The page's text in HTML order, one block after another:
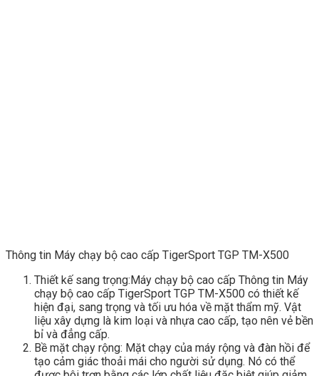
Thông tin Máy chạy bộ cao cấp TigerSport TGP TM-X500
Thiết kế sang trọng:Máy chạy bộ cao cấp Thông tin Máy
chạy bộ cao cấp TigerSport TGP TM-X500 có thiết kế
hiện đại, sang trọng và tối ưu hóa về mặt thẩm mỹ. Vật
liệu xây dựng là kim loại và nhựa cao cấp, tạo nên vẻ bền
bỉ và đẳng cấp.
Bề mặt chạy rộng: Mặt chạy của máy rộng và đàn hồi để
tạo cảm giác thoải mái cho người sử dụng. Nó có thể